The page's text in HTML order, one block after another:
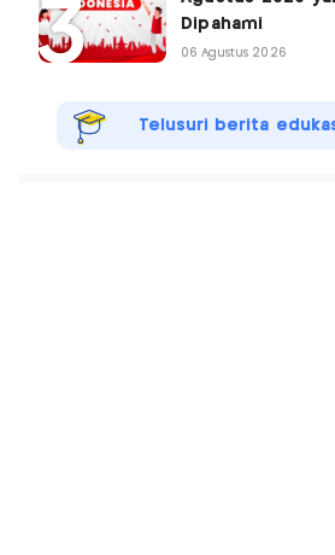
Dipahami
06 Agustus 2026
Telusuri berita